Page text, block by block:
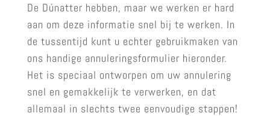
De Dúnatter hebben, maar we werken er hard
aan om deze informatie snel bij te werken. In
de tussentijd kunt u echter gebruikmaken van
ons handige annuleringsformulier hieronder.
Het is speciaal ontworpen om uw annulering
snel en gemakkelijk te verwerken, en dat
allemaal in slechts twee eenvoudige stappen!